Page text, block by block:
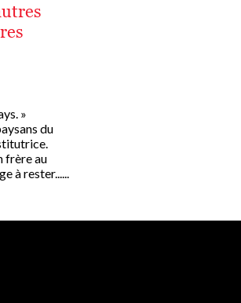
»
du
frère au
à rester......